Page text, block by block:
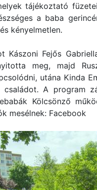
tájékoztató
a baba
kényelmetlen.
Fejős Gabriella
meg, majd
utána Kinda
A program
Kölcsönző
mesélnek: Facebook